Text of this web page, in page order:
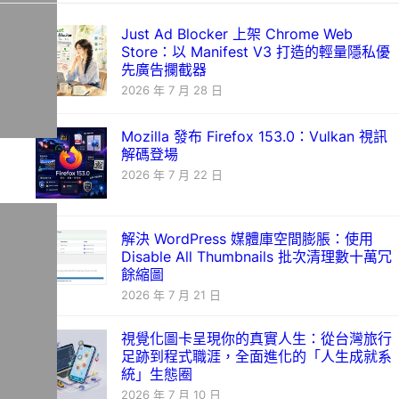
Just Ad Blocker 上架 Chrome Web
Store：以 Manifest V3 打造的輕量隱私優
先廣告攔截器
2026 年 7 月 28 日
Mozilla 發布 Firefox 153.0：Vulkan 視訊
解碼登場
2026 年 7 月 22 日
解決 WordPress 媒體庫空間膨脹：使用
Disable All Thumbnails 批次清理數十萬冗
餘縮圖
2026 年 7 月 21 日
視覺化圖卡呈現你的真實人生：從台灣旅行
足跡到程式職涯，全面進化的「人生成就系
統」生態圈
2026 年 7 月 10 日